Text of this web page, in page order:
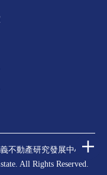
不動產研究發展中心
All Rights Reserved.